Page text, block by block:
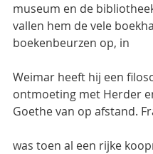
museum en de
vallen hem de vele
boekenbeurzen op, in
Weimar heeft hij een
ontmoeting met Herder
Goethe van op afstand.
was toen al een rijke